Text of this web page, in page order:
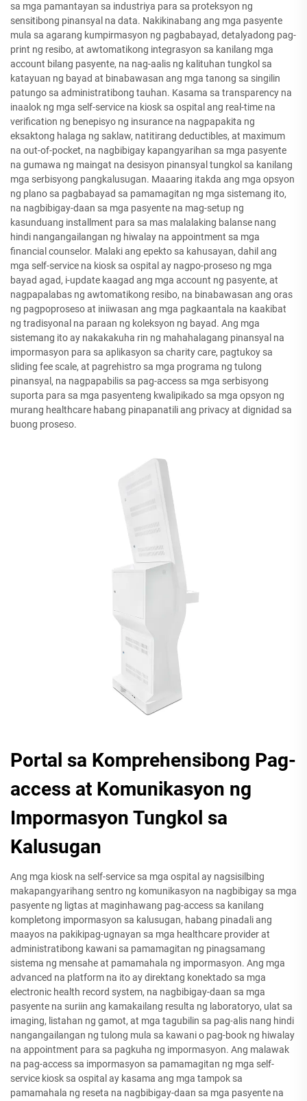
sa mga pamantayan sa industriya para sa proteksyon ng
sensitibong pinansyal na data. Nakikinabang ang mga pasyente
mula sa agarang kumpirmasyon ng pagbabayad, detalyadong pag-
print ng resibo, at awtomatikong integrasyon sa kanilang mga
account bilang pasyente, na nag-aalis ng kalituhan tungkol sa
katayuan ng bayad at binabawasan ang mga tanong sa singilin
patungo sa administratibong tauhan. Kasama sa transparency na
inaalok ng mga self-service na kiosk sa ospital ang real-time na
verification ng benepisyo ng insurance na nagpapakita ng
eksaktong halaga ng saklaw, natitirang deductibles, at maximum
na out-of-pocket, na nagbibigay kapangyarihan sa mga pasyente
na gumawa ng maingat na desisyon pinansyal tungkol sa kanilang
mga serbisyong pangkalusugan. Maaaring itakda ang mga opsyon
ng plano sa pagbabayad sa pamamagitan ng mga sistemang ito,
na nagbibigay-daan sa mga pasyente na mag-setup ng
kasunduang installment para sa mas malalaking balanse nang
hindi nangangailangan ng hiwalay na appointment sa mga
financial counselor. Malaki ang epekto sa kahusayan, dahil ang
mga self-service na kiosk sa ospital ay nagpo-proseso ng mga
bayad agad, i-update kaagad ang mga account ng pasyente, at
nagpapalabas ng awtomatikong resibo, na binabawasan ang oras
ng pagpoproseso at iniiwasan ang mga pagkaantala na kaakibat
ng tradisyonal na paraan ng koleksyon ng bayad. Ang mga
sistemang ito ay nakakakuha rin ng mahahalagang pinansyal na
impormasyon para sa aplikasyon sa charity care, pagtukoy sa
sliding fee scale, at pagrehistro sa mga programa ng tulong
pinansyal, na nagpapabilis sa pag-access sa mga serbisyong
suporta para sa mga pasyenteng kwalipikado sa mga opsyon ng
murang healthcare habang pinapanatili ang privacy at dignidad sa
buong proseso.
Portal sa Komprehensibong Pag-
access at Komunikasyon ng
Impormasyon Tungkol sa
Kalusugan
Ang mga kiosk na self-service sa mga ospital ay nagsisilbing
makapangyarihang sentro ng komunikasyon na nagbibigay sa mga
pasyente ng ligtas at maginhawang pag-access sa kanilang
kompletong impormasyon sa kalusugan, habang pinadali ang
maayos na pakikipag-ugnayan sa mga healthcare provider at
administratibong kawani sa pamamagitan ng pinagsamang
sistema ng mensahe at pamamahala ng impormasyon. Ang mga
advanced na platform na ito ay direktang konektado sa mga
electronic health record system, na nagbibigay-daan sa mga
pasyente na suriin ang kamakailang resulta ng laboratoryo, ulat sa
imaging, listahan ng gamot, at mga tagubilin sa pag-alis nang hindi
nangangailangan ng tulong mula sa kawani o pag-book ng hiwalay
na appointment para sa pagkuha ng impormasyon. Ang malawak
na pag-access sa impormasyon sa pamamagitan ng mga self-
service kiosk sa ospital ay kasama ang mga tampok sa
pamamahala ng reseta na nagbibigay-daan sa mga pasyente na